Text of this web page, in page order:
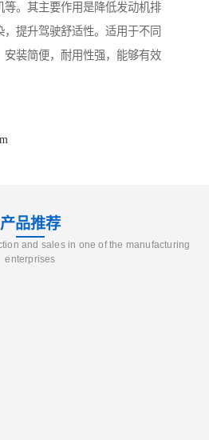
等。其主要作用是降低发动机排
提升驾驶舒适性。适用于不同
安装简便，耐用性强，能够有效
产品推荐
and sales in one of the manufacturing
enterprises